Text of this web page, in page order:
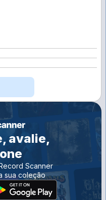
avalie,
Scanner
sua coleção